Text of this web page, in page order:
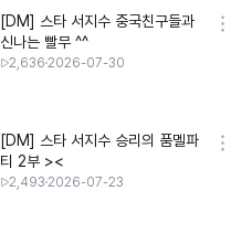
[DM] 스타 서지수 중국친구들과
신나는 빨무 ^^
2,636 2026-07-30
[DM] 스타 서지수 승리의 품멜파
티 2부 ><
2,493 2026-07-23